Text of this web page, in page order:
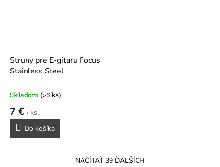
Struny pre E-gitaru Focus
Stainless Steel
Skladom (>5 ks)
7 € / ks
Do košíka
NAČÍTAŤ 39 ĎALŠÍCH